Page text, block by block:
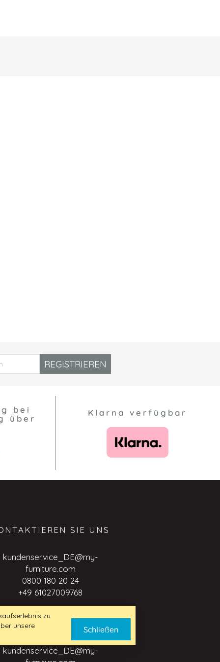
REGISTRIEREN
bei
über
Klarna verfügbar
SIE UNS
kundenservice_DE@my-
furniture.com
0800 180 20 24
+49 61027009768
TO BUSINESS
kundenservice_DE@my-
zu
unsere
Schließen